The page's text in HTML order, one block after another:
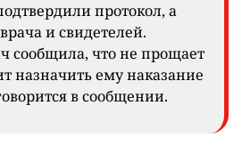
протокол, а
и свидетелей.
сообщила, что не прощает
назначить ему наказание
в сообщении.